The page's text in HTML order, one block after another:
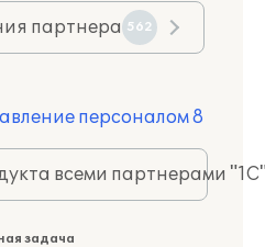
партнера 562
персоналом 8
всеми партнерами
задача